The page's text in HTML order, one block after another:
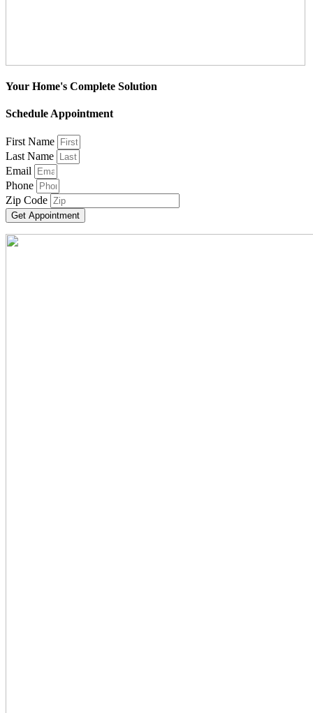
Your Home's Complete Solution
Schedule Appointment
First Name
Last Name
Email
Phone
Zip Code
Get Appointment